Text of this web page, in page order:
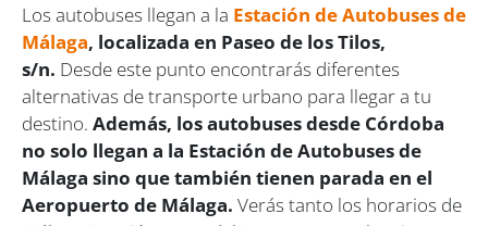
Los autobuses llegan a la Estación de Autobuses de
Málaga, localizada en Paseo de los Tilos,
s/n. Desde este punto encontrarás diferentes
alternativas de transporte urbano para llegar a tu
destino. Además, los autobuses desde Córdoba
no solo llegan a la Estación de Autobuses de
Málaga sino que también tienen parada en el
Aeropuerto de Málaga. Verás tanto los horarios de